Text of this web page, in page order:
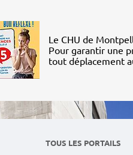
Le CHU de
Pour garantir une
tout déplacement
TOUS LES PORTAILS